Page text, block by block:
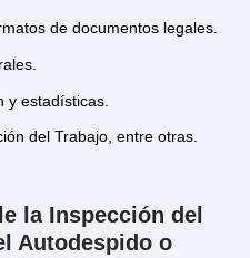
que no cumple con los